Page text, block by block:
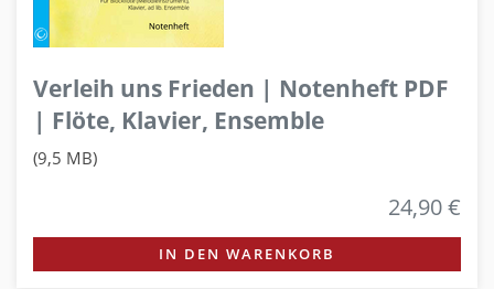
Verleih uns Frieden | Notenheft PDF
| Flöte, Klavier, Ensemble
(9,5 MB)
24,90 €
IN DEN WARENKORB